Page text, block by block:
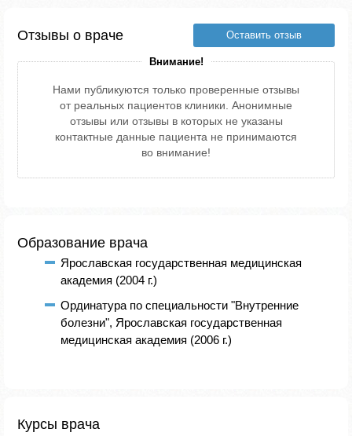
Отзывы о враче Оставить отзыв
Внимание!
Нами публикуются только проверенные отзывы
от реальных пациентов клиники. Анонимные
отзывы или отзывы в которых не указаны
контактные данные пациента не принимаются
во внимание!
Образование врача
Ярославская государственная медицинская
академия (2004 г.)
Ординатура по специальности "Внутренние
болезни", Ярославская государственная
медицинская академия (2006 г.)
Курсы врача